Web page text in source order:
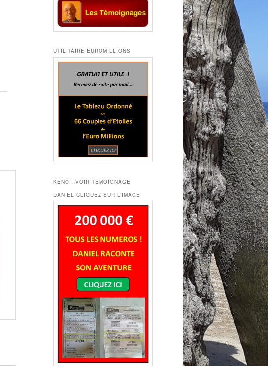
UTILITAIRE EUROMILLIONS
KENO ! VOIR TEMOIGNAGE
DANIEL CLIQUEZ SUR L’IMAGE